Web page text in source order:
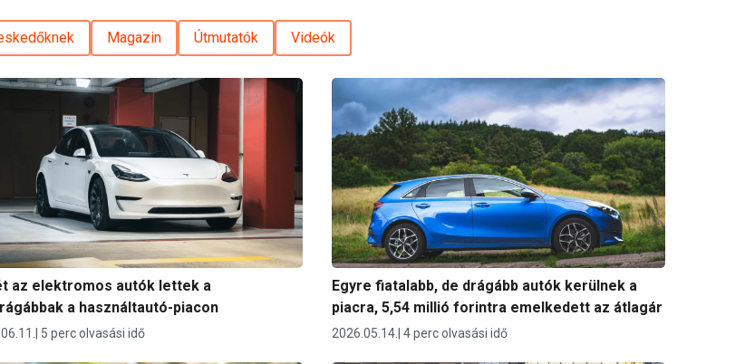
Magazin Útmutatók Videók
az elektromos autók lettek a
a használtautó-piacon
5 perc olvasási idő
Egyre fiatalabb, de drágább autók kerülnek a
piacra, 5,54 millió forintra emelkedett az átlagár
2026.05.14. 4 perc olvasási idő